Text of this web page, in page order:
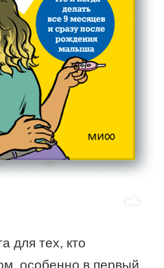
для тех, кто
особенно в первый